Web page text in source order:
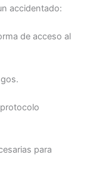
accidentado:
de acceso al
para